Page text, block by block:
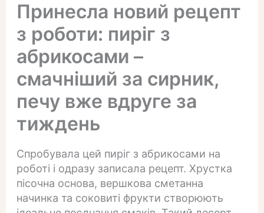
Принесла новий рецепт
з роботи: пиріг з
абрикосами –
смачніший за сирник,
печу вже вдруге за
тиждень
Спробувала цей пиріг з абрикосами на
роботі і одразу записала рецепт. Хрустка
пісочна основа, вершкова сметанна
начинка та соковиті фрукти створюють